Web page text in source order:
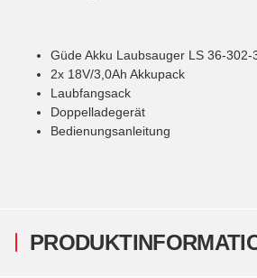
Güde Akku Laubsauger LS 36-302-
2x 18V/3,0Ah Akkupack
Laubfangsack
Doppelladegerät
Bedienungsanleitung